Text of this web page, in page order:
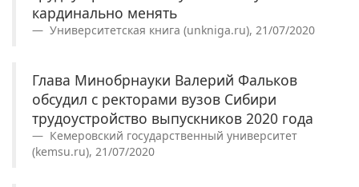
кардинально менять
Университетская книга (unkniga.ru), 21/07/2020
Глава Минобрнауки Валерий Фальков
обсудил с ректорами вузов Сибири
трудоустройство выпускников 2020 года
Кемеровский государственный университет
(kemsu.ru), 21/07/2020